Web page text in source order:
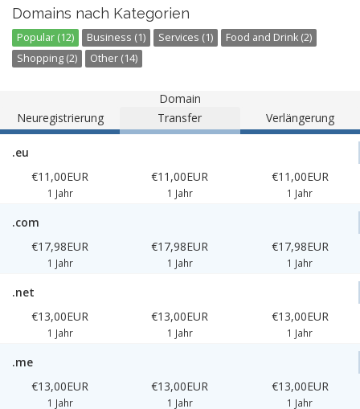
Domains nach Kategorien
Popular (12) Business (1) Services (1)
Food and Drink (2)
Shopping (2)
Other (14)
Domain
Neuregistrierung
Transfer Verlängerung
.eu
€11,00EUR
1 Jahr
€11,00EUR
1 Jahr
€11,00EUR
1 Jahr
.com
€17,98EUR
1 Jahr
€17,98EUR
1 Jahr
€17,98EUR
1 Jahr
.net
€13,00EUR
1 Jahr
€13,00EUR
1 Jahr
€13,00EUR
1 Jahr
.me
€13,00EUR
1 Jahr
€13,00EUR
1 Jahr
€13,00EUR
1 Jahr